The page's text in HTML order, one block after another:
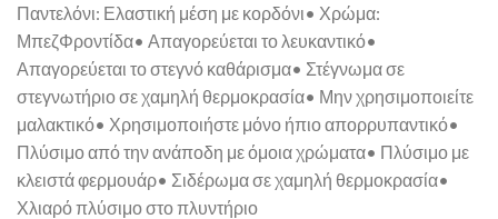
Παντελόνι: Ελαστική μέση με κορδόνι• Χρώμα:
ΜπεζΦροντίδα• Απαγορεύεται το λευκαντικό•
Απαγορεύεται το στεγνό καθάρισμα• Στέγνωμα σε
στεγνωτήριο σε χαμηλή θερμοκρασία• Μην χρησιμοποιείτε
μαλακτικό• Χρησιμοποιήστε μόνο ήπιο απορρυπαντικό•
Πλύσιμο από την ανάποδη με όμοια χρώματα• Πλύσιμο με
κλειστά φερμουάρ• Σιδέρωμα σε χαμηλή θερμοκρασία•
Χλιαρό πλύσιμο στο πλυντήριο